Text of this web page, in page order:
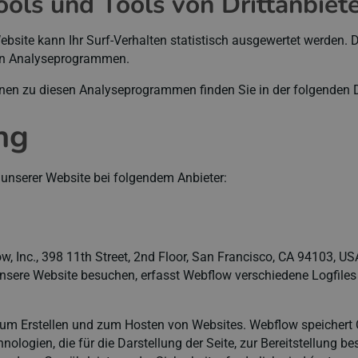
kann Ihr Surf-Verhalten statistisch ausgewertet werden.
Analyseprogrammen.
zu diesen Analyseprogrammen finden Sie in der folgenden
Website bei folgendem Anbieter:
Inc., 398 11th Street, 2nd Floor, San Francisco, CA 94103,
Website besuchen, erfasst Webflow verschiedene
Erstellen und zum Hosten von Websites. Webflow speichert
die für die Darstellung der Seite, zur Bereitstellung